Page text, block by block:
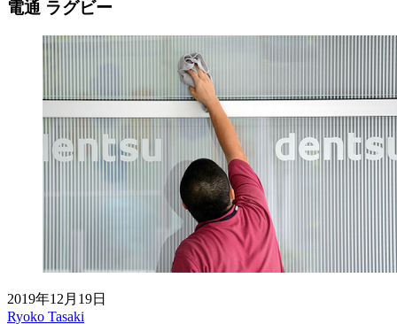
電通 ラグビー
2019年12月19日
Ryoko Tasaki